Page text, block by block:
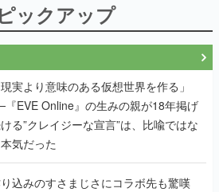
ックアップ
現実より意味のある仮想世界を作る」
EVE Online』の生みの親が18年掲げ
る”クレイジーな宣言”は、比喩ではな
気だった
込みのすさまじさにコラボ先も驚嘆